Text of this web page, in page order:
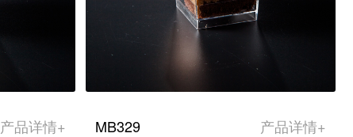
产品详情+ MB329 产品详情+